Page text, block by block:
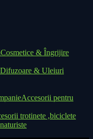
Cosmetice & Îngrijire
Difuzoare & Uleiuri
Accesorii pentru
trotinete ,biciclete